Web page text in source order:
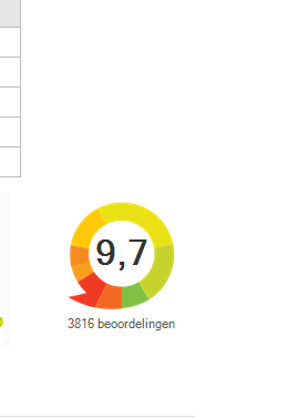
Nell uit Beuningen
Goed verpakt en snelgeleverd